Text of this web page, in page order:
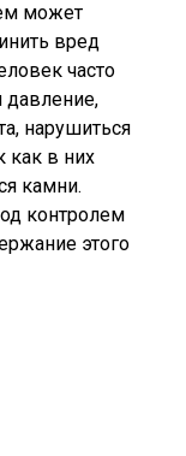
может
вред
часто
давление,
нарушиться
как в них
камни.
контролем
этого